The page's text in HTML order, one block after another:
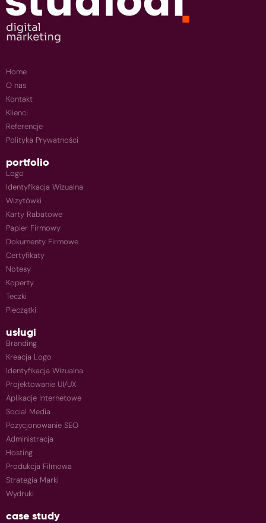
Home
O nas
Kontakt
Klienci
Referencje
Polityka Prywatności
portfolio
Logo
Identyfikacja Wizualna
Wizytówki
Karty Rabatowe
Papier Firmowy
Dokumenty Firmowe
Certyfikaty
Notesy
Koperty
Teczki
Pieczątki
usługi
Branding
Kreacja Logo
Identyfikacja Wizualna
Projektowanie UI/UX
Aplikacje Internetowe
Social Media
Pozycjonowanie SEO
Administracja
Hosting
Produkcja Filmowa
Strategia Marki
Wydruki
case study